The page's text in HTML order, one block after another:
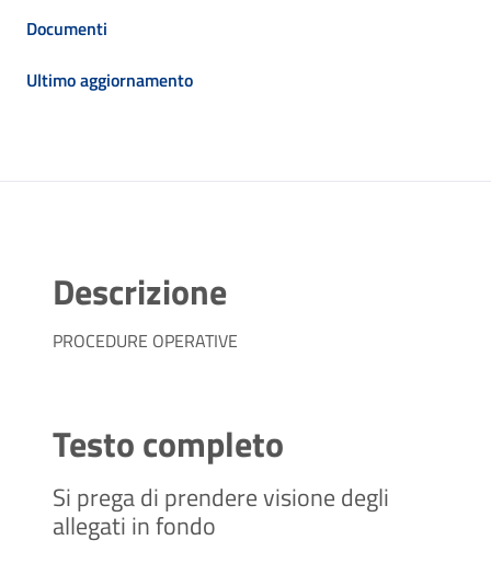
Documenti
Ultimo aggiornamento
Descrizione
PROCEDURE OPERATIVE
Testo completo
Si prega di prendere visione degli
allegati in fondo